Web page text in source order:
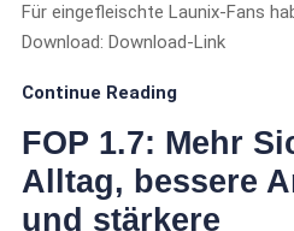
Für eingefleischte Launix-Fans
Download: Download-Link
Continue Reading
FOP 1.7: Mehr
Alltag, bessere
und stärkere